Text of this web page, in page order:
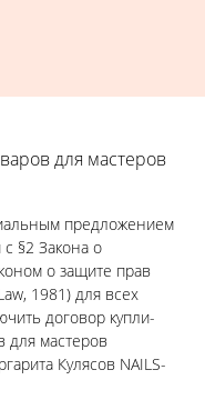
для мастеров
предложением
§2 Закона о
о защите прав
1981) для всех
договор купли-
для мастеров
Кулясов NAILS-